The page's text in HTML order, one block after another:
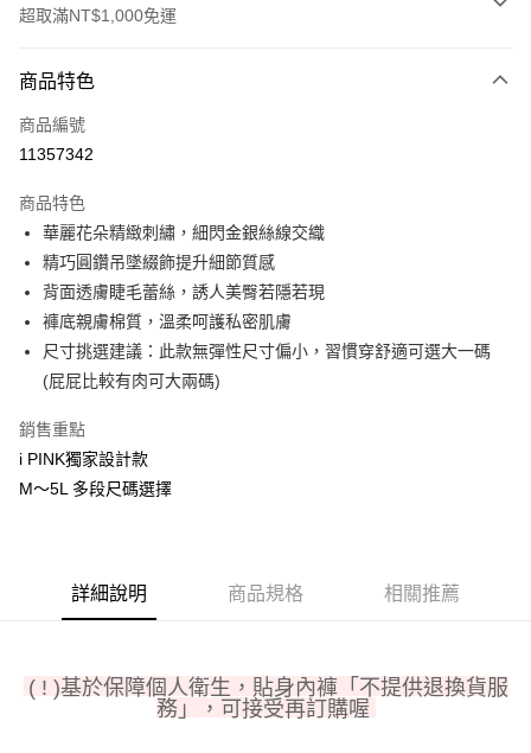
超取滿NT$1,000免運
信用卡一次付款
信用卡分期付款
合作金庫商業銀行
華南商業銀行
彰化商業銀行
上海商業儲蓄銀行
國泰世華商業銀行
兆豐國際商業銀行
臺灣中小企業銀行
台中商業銀行
匯豐（台灣）商業銀行
華泰商業銀行
聯邦商業銀行
遠東國際商業銀行
元大商業銀行
台新國際商業銀行
台灣樂天信用卡公司
6 期 0 利率 每期
華南商業銀行
上海商業儲蓄銀行
台北富邦商業銀行
國泰世華商業銀行
兆豐國際商業銀行
臺灣中小企業銀行
台中商業銀行
匯豐（台灣）商業銀行
元大商業銀行
玉山商業銀行
台灣樂天信用卡公司
超商取貨付款
LINE Pay
Apple Pay
街口支付
AFTEE先享後付
相關說明
【關於「AFTEE先享後付」】
３．安心：先確認商品／服務後，再付款。
結帳頁面，進行簡訊認證並確認金額後，即可完成結帳。
２．訂單成立數日內，您將收到繳費通知簡訊。
３．收到繳費通知簡訊後14天內，點擊此簡訊中的連結，可透過四大超商／
每筆NT$80，滿NT$1,000(含以上)免運費
商品特色
商品編號
11357342
商品特色
華麗花朵精緻刺繡，細閃金銀絲線交織
精巧圓鑽吊墜綴飾提升細節質感
背面透膚睫毛蕾絲，誘人美臀若隱若現
褲底親膚棉質，溫柔呵護私密肌膚
尺寸挑選建議：此款無彈性尺寸偏小，習慣穿舒適可選大一碼
(屁屁比較有肉可大兩碼)
銷售重點
i PINK獨家設計款
M～5L 多段尺碼選擇
詳細說明 商品規格 相關推薦
( ! )基於保障個人衛生，貼身內褲「不提供退換貨服
務」，可接受再訂購喔